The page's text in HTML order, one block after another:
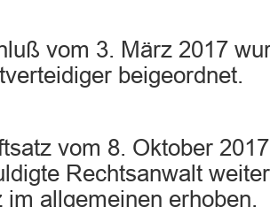
vom 3. März 2017
beigeordnet.
vom 8. Oktober
Rechtsanwalt
im allgemeinen erhoben.